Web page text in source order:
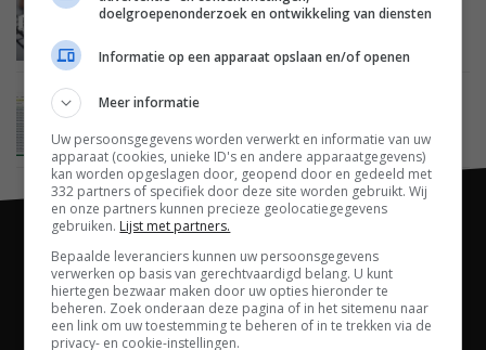
MOBILE 07 AUGUSTUS 2012
Windows RT tablets krijgen Preview versie
MOBILE 13 JUNI 2012
naam Office 2013 RT
doelgroepenonderzoek en ontwikkeling van diensten
Informatie op een apparaat opslaan en/of openen
Meer informatie
Uw persoonsgegevens worden verwerkt en informatie van uw
apparaat (cookies, unieke ID's en andere apparaatgegevens)
kan worden opgeslagen door, geopend door en gedeeld met
332 partners of specifiek door deze site worden gebruikt. Wij
en onze partners kunnen precieze geolocatiegegevens
gebruiken. Lijst met partners.
Bepaalde leveranciers kunnen uw persoonsgegevens
verwerken op basis van gerechtvaardigd belang. U kunt
hiertegen bezwaar maken door uw opties hieronder te
beheren. Zoek onderaan deze pagina of in het sitemenu naar
een link om uw toestemming te beheren of in te trekken via de
privacy- en cookie-instellingen.